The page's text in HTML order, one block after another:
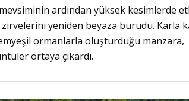
ardından yüksek kesimlerde
yeniden beyaza bürüdü. Karla
ormanlarla oluşturduğu manzara,
ortaya çıkardı.